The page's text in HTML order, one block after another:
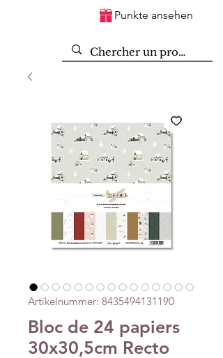
Punkte ansehen
Artikelnummer: 8435494131190
Bloc de 24 papiers
30x30,5cm Recto